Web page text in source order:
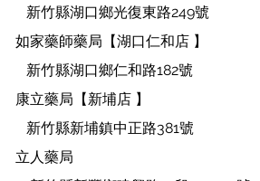
新竹縣湖口鄉光復東路249號
如家藥師藥局【湖口仁和店 】
新竹縣湖口鄉仁和路182號
​康立藥局 【新埔店 】
新竹縣新埔鎮中正路381號
立人藥局